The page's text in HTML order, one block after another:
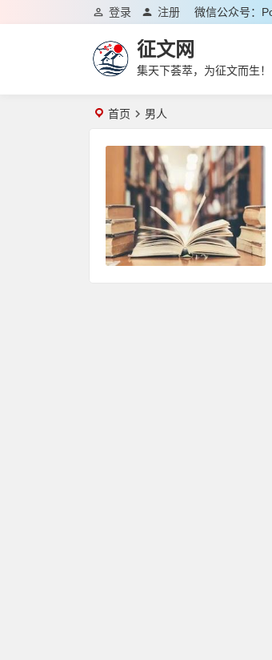
微信公众号：
登录 注册
征文网
集天下荟萃，为征文而生！
首页 男人